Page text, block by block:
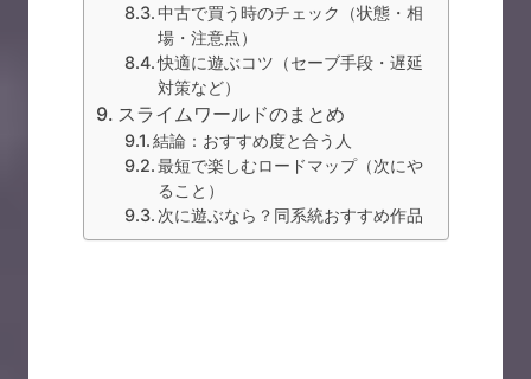
中古で買う時のチェック（状態・相
場・注意点）
快適に遊ぶコツ（セーブ手段・遅延
対策など）
スライムワールドのまとめ
結論：おすすめ度と合う人
最短で楽しむロードマップ（次にや
ること）
次に遊ぶなら？同系統おすすめ作品